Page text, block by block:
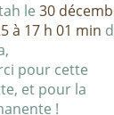
le 30
à 17 h 01 min
pour cette
et pour la
!